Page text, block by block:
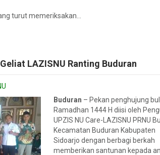
turut memeriksakan…
LAZISNU Ranting Buduran
Buduran – Pekan penghujung
Ramadhan 1444 H diisi oleh
UPZIS NU Care-LAZISNU PRNU
Kecamatan Buduran Kabupaten
Sidoarjo dengan berbagi berkah
memberikan santunan kepada